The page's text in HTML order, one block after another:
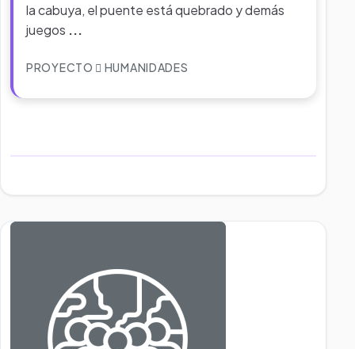
la cabuya, el puente está quebrado y demás
juegos ...
PROYECTO HUMANIDADES